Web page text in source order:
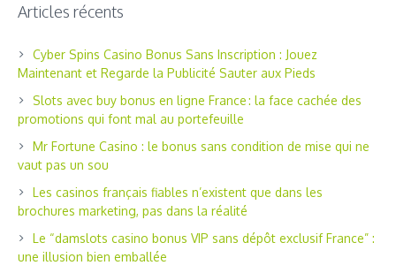
Articles récents
Cyber Spins Casino Bonus Sans Inscription : Jouez
Maintenant et Regarde la Publicité Sauter aux Pieds
Slots avec buy bonus en ligne France : la face cachée des
promotions qui font mal au portefeuille
Mr Fortune Casino : le bonus sans condition de mise qui ne
vaut pas un sou
Les casinos français fiables n’existent que dans les
brochures marketing, pas dans la réalité
Le “damslots casino bonus VIP sans dépôt exclusif France” :
une illusion bien emballée